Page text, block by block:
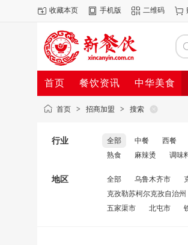
收藏本页 手机版 二维码
首页 餐饮资讯 中华美食
首页 > 招商加盟 > 搜索
行业 全部 中餐 西餐
熟食
麻辣烫 调味
地区 全部 乌鲁木齐市
克孜勒苏柯尔克孜自治州
五家渠市
北屯市